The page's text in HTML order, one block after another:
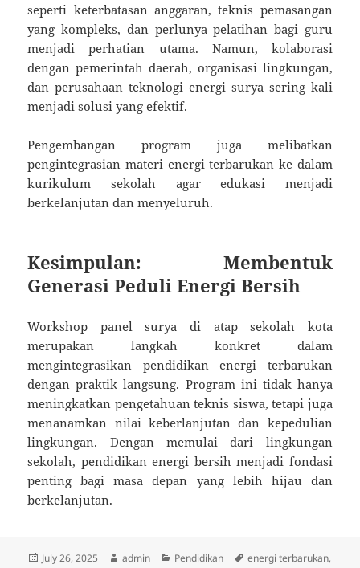
seperti keterbatasan anggaran, teknis pemasangan
yang kompleks, dan perlunya pelatihan bagi guru
menjadi perhatian utama. Namun, kolaborasi
dengan pemerintah daerah, organisasi lingkungan,
dan perusahaan teknologi energi surya sering kali
menjadi solusi yang efektif.
Pengembangan program juga melibatkan
pengintegrasian materi energi terbarukan ke dalam
kurikulum sekolah agar edukasi menjadi
berkelanjutan dan menyeluruh.
Kesimpulan: Membentuk
Generasi Peduli Energi Bersih
Workshop panel surya di atap sekolah kota
merupakan langkah konkret dalam
mengintegrasikan pendidikan energi terbarukan
dengan praktik langsung. Program ini tidak hanya
meningkatkan pengetahuan teknis siswa, tetapi juga
menanamkan nilai keberlanjutan dan kepedulian
lingkungan. Dengan memulai dari lingkungan
sekolah, pendidikan energi bersih menjadi fondasi
penting bagi masa depan yang lebih hijau dan
berkelanjutan.
Posted
July 26, 2025 Author
admin Categories
Pendidikan Tags
energi terbarukan,